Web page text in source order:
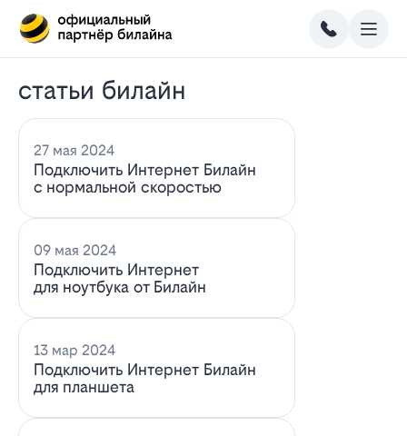
статьи билайн
27 мая 2024
Подключить Интернет Билайн
с нормальной скоростью
09 мая 2024
Подключить Интернет
для ноутбука от Билайн
13 мар 2024
Подключить Интернет Билайн
для планшета